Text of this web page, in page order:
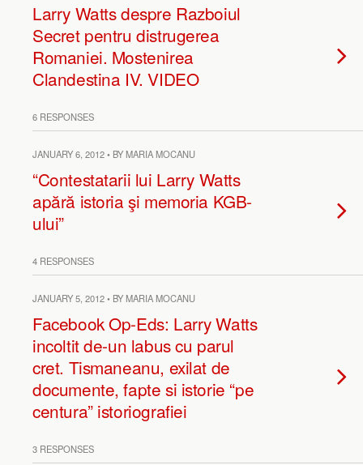
Larry Watts despre Razboiul
Secret pentru distrugerea
Romaniei. Mostenirea
Clandestina IV. VIDEO
6 RESPONSES
JANUARY 6, 2012 • BY MARIA MOCANU
“Contestatarii lui Larry Watts
apără istoria şi memoria KGB-
ului”
4 RESPONSES
JANUARY 5, 2012 • BY MARIA MOCANU
Facebook Op-Eds: Larry Watts
incoltit de-un labus cu parul
cret. Tismaneanu, exilat de
documente, fapte si istorie “pe
centura” istoriografiei
3 RESPONSES